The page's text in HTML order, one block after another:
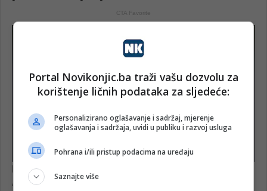
Portal Novikonjic.ba traži vašu dozvolu za
korištenje ličnih podataka za sljedeće:
Personalizirano oglašavanje i sadržaj, mjerenje
oglašavanja i sadržaja, uvidi u publiku i razvoj usluga
Pohrana i/ili pristup podacima na uređaju
Saznajte više